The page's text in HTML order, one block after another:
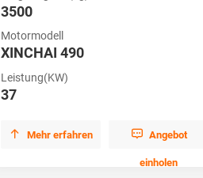
3500
Motormodell
XINCHAI 490
Leistung(KW)
37
 Mehr erfahren  Angebot
einholen